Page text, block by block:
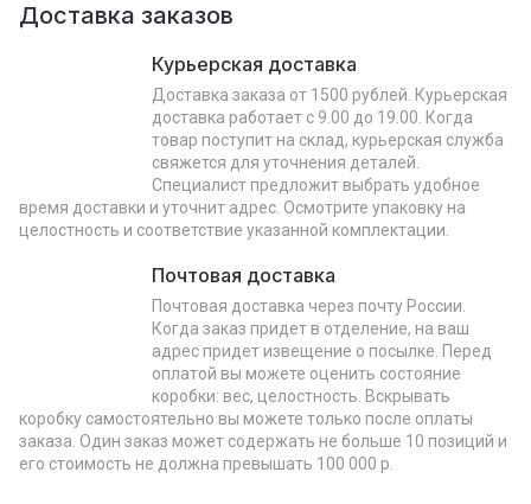
Доставка заказов
Курьерская доставка
Доставка заказа от 1500 рублей. Курьерская
доставка работает с 9.00 до 19.00. Когда
товар поступит на склад, курьерская служба
свяжется для уточнения деталей.
Специалист предложит выбрать удобное
время доставки и уточнит адрес. Осмотрите упаковку на
целостность и соответствие указанной комплектации.
Почтовая доставка
Почтовая доставка через почту России.
Когда заказ придет в отделение, на ваш
адрес придет извещение о посылке. Перед
оплатой вы можете оценить состояние
коробки: вес, целостность. Вскрывать
коробку самостоятельно вы можете только после оплаты
заказа. Один заказ может содержать не больше 10 позиций и
его стоимость не должна превышать 100 000 р.